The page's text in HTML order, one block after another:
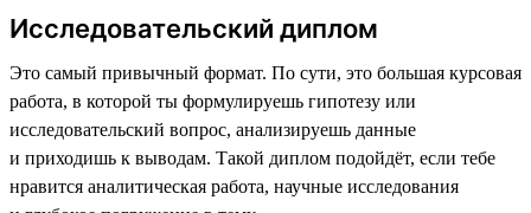
Исследовательский диплом
Это самый привычный формат. По сути, это большая курсовая
работа, в которой ты формулируешь гипотезу или
исследовательский вопрос, анализируешь данные
и приходишь к выводам. Такой диплом подойдёт, если тебе
нравится аналитическая работа, научные исследования